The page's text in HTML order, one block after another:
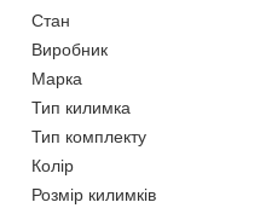
Стан
Виробник
Марка
Тип килимка
Тип комплекту
Колір
Розмір килимків